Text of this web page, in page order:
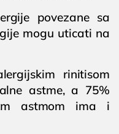
povezane sa
mogu uticati na
rinitisom
astme,a 75%
astmom ima i